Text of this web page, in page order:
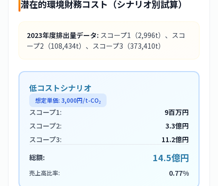
潜在的環境財務コスト（シナリオ別試算）
2023年度排出量データ: スコープ1 （2,996t） 、スコ
ープ2 （108,434t） 、スコープ3 （373,410t）
低コストシナリオ
想定単価: 3,000円/t-CO₂
スコープ1:
9百万円
スコープ2:
3.3億円
スコープ3:
11.2億円
総額:
14.5億円
売上高比率: 0.77%